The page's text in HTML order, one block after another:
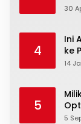
30
4
Ini
ke
14
5
5